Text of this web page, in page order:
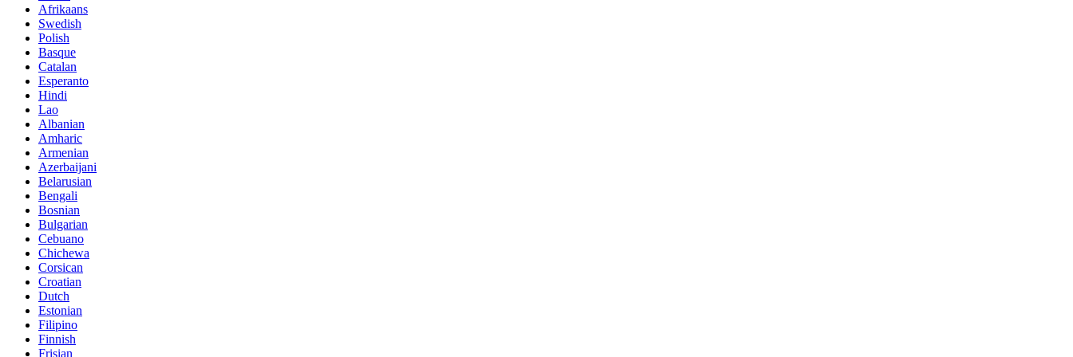
Afrikaans
Swedish
Polish
Basque
Catalan
Esperanto
Hindi
Lao
Albanian
Amharic
Armenian
Azerbaijani
Belarusian
Bengali
Bosnian
Bulgarian
Cebuano
Chichewa
Corsican
Croatian
Dutch
Estonian
Filipino
Finnish
Frisian